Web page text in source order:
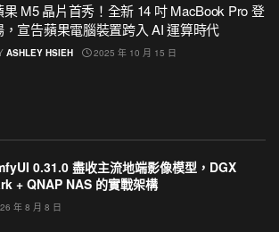
果 M5 晶片首秀！全新 14 吋 MacBook Pro 登
，宣告蘋果電腦裝置跨入 AI 運算時代
ASHLEY HSIEH 2025 年 10 月 15 日
0.31.0 盡收主流地端影像模型，DGX
+ QNAP NAS 的實戰架構
年 8 月 8 日